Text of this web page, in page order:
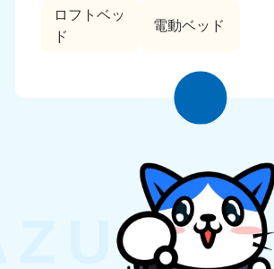
ロフトベッ
ド
電動ベッド